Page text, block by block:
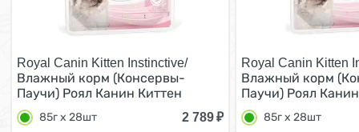
Royal Canin Kitten Instinctive/
Влажный корм (Консервы-
Паучи) Роял Канин Киттен
Инстинктив для Котят в
возрасте от 4 до 12 месяцев в
85г х 28шт 2 789₽
Royal Canin Kitten
Влажный корм
Паучи) Роял
Инстинктив для
возрасте от 4 до
85г х 28шт